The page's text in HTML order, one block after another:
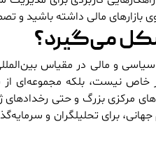
مالی داشته باشید و
می‌گیرد؟
و مالی در مقیاس
نیست، بلکه مجموعه‌ای
مرکزی بزرگ و حتی
تحلیلگران و